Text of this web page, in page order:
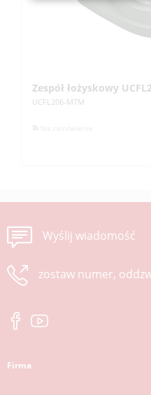
Zespół łożyskowy
UCFL206-MTM
Wyślij wiadomość
zostaw numer,
Firma